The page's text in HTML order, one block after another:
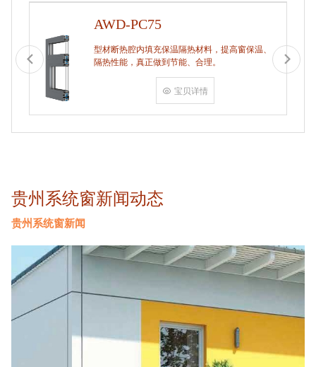
AWD-PC75
型材断热腔内填充保温隔热材料，提高窗保温、
隔热性能，真正做到节能、合理。
宝贝详情
贵州系统窗新闻动态
贵州系统窗新闻